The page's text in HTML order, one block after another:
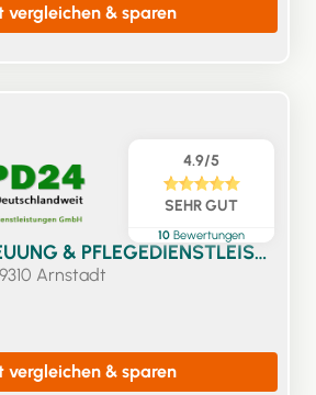
vergleichen & sparen
4.9/5
SEHR GUT
10 Bewertungen
BPD 24 - BETREUUNG & PFLEGEDIENSTLEISTUNG 24
Arnstadt
vergleichen & sparen